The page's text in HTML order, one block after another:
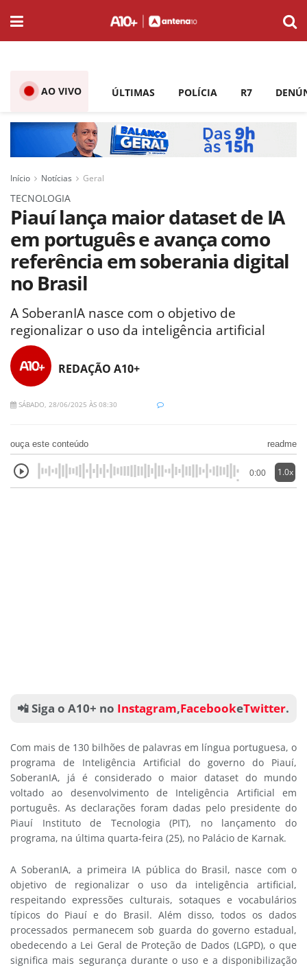
AO VIVO ÚLTIMAS POLÍCIA R7
Início Notícias Geral
TECNOLOGIA
Piauí lança maior dataset de IA
em português e avança como
referência em soberania digital
no Brasil
A SoberanIA nasce com o objetivo de
regionalizar o uso da inteligência artificial
REDAÇÃO A10+
SÁBADO, 28/06/2025 ÀS 08:30
ouça este conteúdo readme
0:00 1.0x
📲 Siga o A10+ no Instagram,FacebookeTwitter.
Com mais de 130 bilhões de palavras em língua portuguesa, o
programa de Inteligência Artificial do governo do Piauí,
SoberanIA, já é considerado o maior dataset do mundo
voltado ao desenvolvimento de Inteligência Artificial em
português. As declarações foram dadas pelo presidente do
Piauí Instituto de Tecnologia (PIT), no lançamento do
programa, na última quarta-feira (25), no Palácio de Karnak.
A SoberanIA, a primeira IA pública do Brasil, nasce com o
objetivo de regionalizar o uso da inteligência artificial,
respeitando expressões culturais, sotaques e vocabulários
típicos do Piauí e do Brasil. Além disso, todos os dados
processados permanecem sob guarda do governo estadual,
obedecendo a Lei Geral de Proteção de Dados (LGPD), o que
significa mais segurança durante o uso e a disponibilização